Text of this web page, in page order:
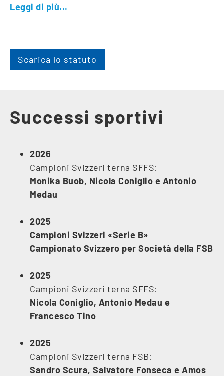
Leggi di più...
Scarica lo statuto
Successi sportivi
2026
Campioni Svizzeri terna SFFS:
Monika Buob, Nicola Coniglio e Antonio
Medau
2025
Campioni Svizzeri «Serie B»
Campionato Svizzero per Società della FSB
2025
Campioni Svizzeri terna SFFS:
Nicola Coniglio, Antonio Medau e
Francesco Tino
2025
Campioni Svizzeri terna FSB:
Sandro Scura, Salvatore Fonseca e Amos